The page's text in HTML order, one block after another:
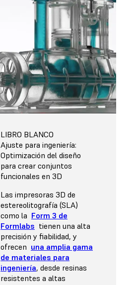
LIBRO BLANCO
Ajuste para ingeniería:
Optimización del diseño
para crear conjuntos
funcionales en 3D
Las impresoras 3D de
estereolitografía (SLA)
como la Form 3 de
Formlabs tienen una alta
precisión y fiabilidad, y
ofrecen una amplia gama
de materiales para
ingeniería, desde resinas
resistentes a altas